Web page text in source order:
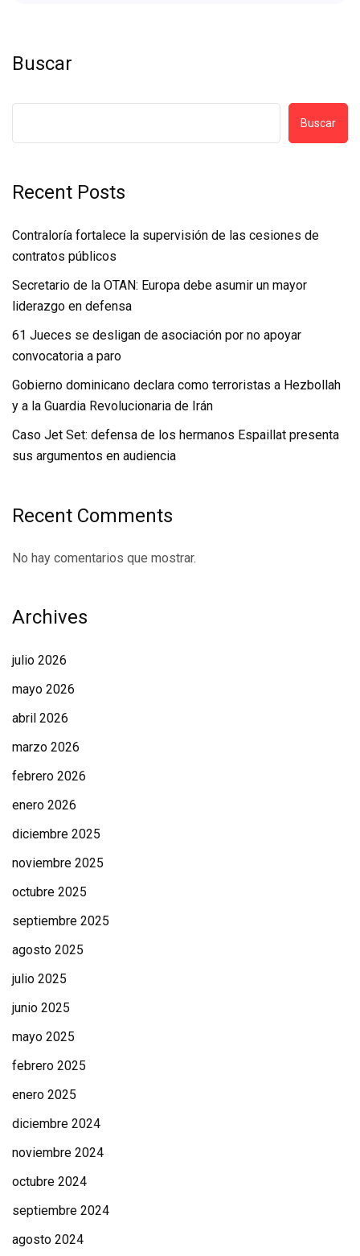
Buscar
Buscar
Recent Posts
Contraloría fortalece la supervisión de las cesiones de
contratos públicos
Secretario de la OTAN: Europa debe asumir un mayor
liderazgo en defensa
61 Jueces se desligan de asociación por no apoyar
convocatoria a paro
Gobierno dominicano declara como terroristas a Hezbollah
y a la Guardia Revolucionaria de Irán
Caso Jet Set: defensa de los hermanos Espaillat presenta
sus argumentos en audiencia
Recent Comments
No hay comentarios que mostrar.
Archives
julio 2026
mayo 2026
abril 2026
marzo 2026
febrero 2026
enero 2026
diciembre 2025
noviembre 2025
octubre 2025
septiembre 2025
agosto 2025
julio 2025
junio 2025
mayo 2025
febrero 2025
enero 2025
diciembre 2024
noviembre 2024
octubre 2024
septiembre 2024
agosto 2024